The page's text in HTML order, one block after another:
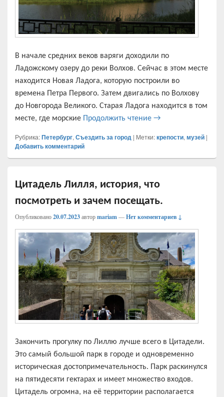
В начале средних веков варяги доходили по
Ладожскому озеру до реки Волхов. Сейчас в этом месте
находится Новая Ладога, которую построили во
времена Петра Первого. Затем двигались по Волхову
до Новгорода Великого. Старая Ладога находится в том
месте, где морские
Продолжить чтение Старая Ладога —
→
Рубрика:Петербург, Съездить за город | Метки:крепости, музей |
Добавить комментарий
Цитадель Лилля, история, что
посмотреть и зачем посещать.
Опубликовано20.07.2023авторmariam—Нет комментариев ↓
Закончить прогулку по Лиллю лучше всего в Цитадели.
Это самый большой парк в городе и одновременно
историческая достопримечательность. Парк раскинулся
на пятидесяти гектарах и имеет множество входов.
Цитадель огромна, на её территории располагается